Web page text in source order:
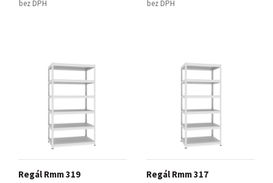
bez DPH bez DPH
Regál Rmm 319 Regál Rmm 317